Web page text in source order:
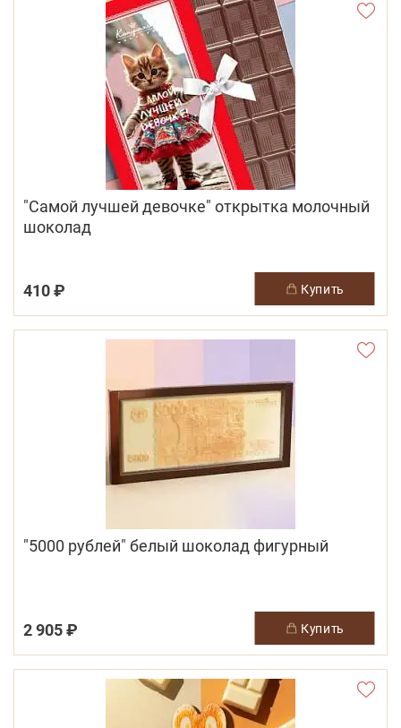
"Самой лучшей девочке" открытка молочный
шоколад
410 ₽ купить
"5000 рублей" белый шоколад фигурный
2 905 ₽ купить